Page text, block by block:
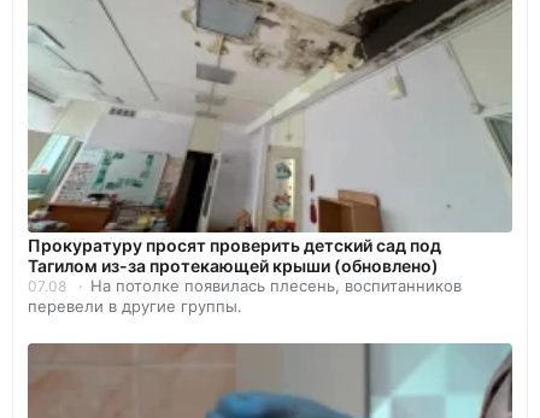
Прокуратуру просят проверить детский сад под
Тагилом из-за протекающей крыши (обновлено)
07.08
На потолке появилась плесень, воспитанников
перевели в другие группы.